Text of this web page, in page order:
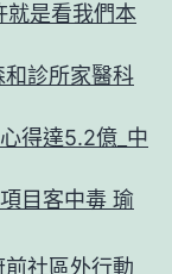
就是看我們本
診所家醫科
得達5.2億_中
目客中毒 瑜
社區外行動